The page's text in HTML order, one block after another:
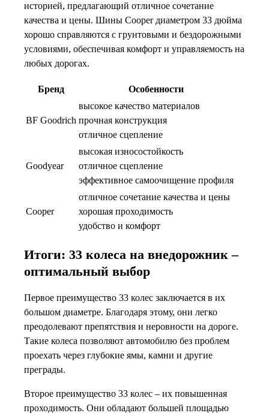
историей, предлагающий отличное сочетание
качества и цены. Шины Cooper диаметром 33 дюйма
хорошо справляются с грунтовыми и бездорожными
условиями, обеспечивая комфорт и управляемость на
любых дорогах.
Бренд Особенности
BF Goodrich
высокое качество материалов
прочная конструкция
отличное сцепление
Goodyear
высокая износостойкость
отличное сцепление
эффективное самоочищение профиля
Cooper
отличное сочетание качества и цены
хорошая проходимость
удобство и комфорт
Итоги: 33 колеса на внедорожник –
оптимальный выбор
Первое преимущество 33 колес заключается в их
большом диаметре. Благодаря этому, они легко
преодолевают препятствия и неровности на дороге.
Такие колеса позволяют автомобилю без проблем
проехать через глубокие ямы, камни и другие
преграды.
Второе преимущество 33 колес – их повышенная
проходимость. Они обладают большей площадью